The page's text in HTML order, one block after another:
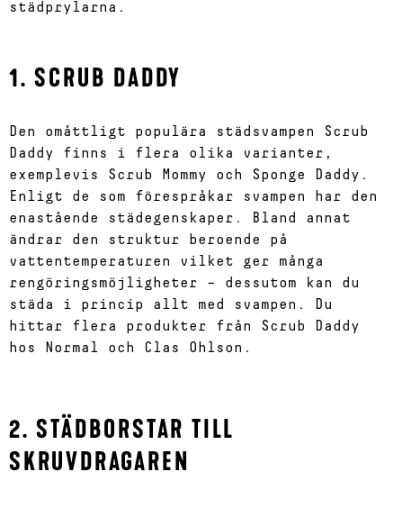
städprylarna.
1. SCRUB DADDY
Den omåttligt populära städsvampen Scrub
Daddy finns i flera olika varianter,
exemplevis Scrub Mommy och Sponge Daddy.
Enligt de som förespråkar svampen har den
enastående städegenskaper. Bland annat
ändrar den struktur beroende på
vattentemperaturen vilket ger många
rengöringsmöjligheter – dessutom kan du
städa i princip allt med svampen. Du
hittar flera produkter från Scrub Daddy
hos Normal och Clas Ohlson.
2. STÄDBORSTAR TILL
SKRUVDRAGAREN